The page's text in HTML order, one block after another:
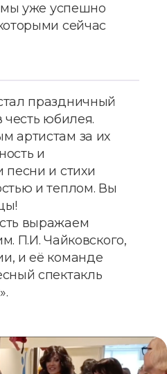
мы уже успешно
сейчас
праздничный
честь юбилея.
артистам за их
и
и стихи
и теплом. Вы
выражаем
П.И. Чайковского,
и её команде
спектакль